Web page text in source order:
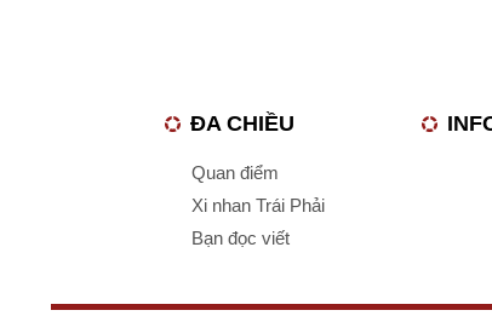
ĐA CHIỀU
Quan điểm
Xi nhan Trái Phải
Bạn đọc viết